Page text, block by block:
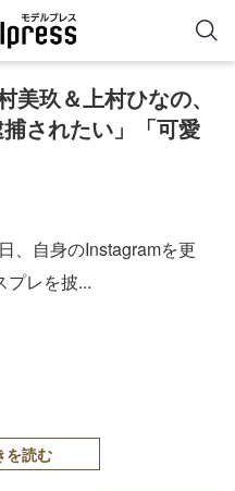
玖＆上村ひなの、
されたい」「可愛
、自身のInstagramを更
プレを披...
を読む